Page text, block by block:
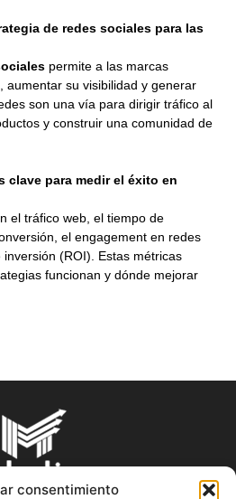
consentimiento
de redes sociales para las
permite a las marcas
aumentar su visibilidad y generar
son una vía para dirigir tráfico al
y construir una comunidad de
clave para medir el éxito en
el tráfico web, el tiempo de
el engagement en redes
(ROI). Estas métricas
funcionan y dónde mejorar